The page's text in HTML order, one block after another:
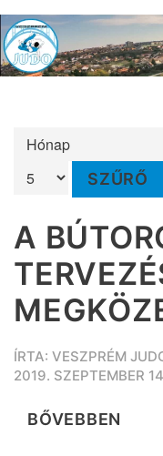
SZŰRŐ
A
ÍRTA: VESZPRÉM
2019. SZEPTEMBER
BŐVEBBEN